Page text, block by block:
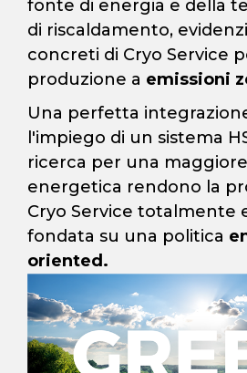
fonte di energia e della
di riscaldamento,
concreti di Cryo Service
produzione a emissioni
Una perfetta
l'impiego di un sistema
ricerca per una
energetica rendono la
Cryo Service totalmente
fondata su una politica
oriented.